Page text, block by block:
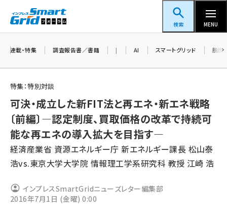
ン
スマートグリッドフォーラム
検索 MENU
蓄電池 (390)
新井 (350)
ペロブスカイト (332)
新井宏征 (286)
ngn (272)
連載・特集 調査報告書／書籍 | AI スマートグリッド 脱炭
特集：特別対談
可決・成立した新FIT法と再エネ・新エネ戦略
〔前編〕―認定制度、買取価格の改革で持続可
能な再エネの導入拡大を目指す―
経済産業省 資源エネルギー庁 新エネルギー課長 松山泰
浩vs.東京大学大学院 情報理工学系研究科 教授 江崎 浩
インプレスSmartGridニューズレター編集部
2016年7月1日 (金曜) 0:00